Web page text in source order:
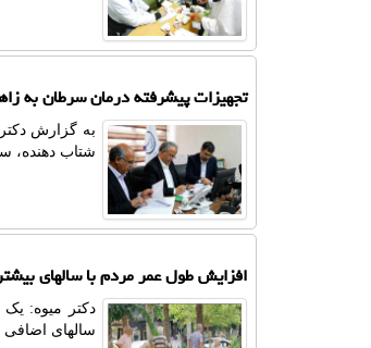
تجهیزات پیشرفته درمان سرطان به
به گزارش
شتاب دهنده،
افزایش طول عمر مردم با سالهای
دکتر میوه:
سالهای اضافی